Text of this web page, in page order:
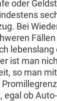
oder
Bei
ist man
so man
egal ob